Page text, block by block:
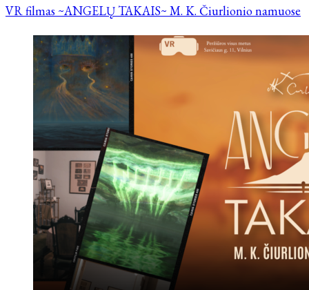
VR filmas ~ANGELŲ TAKAIS~ M. K. Čiurlionio namuose